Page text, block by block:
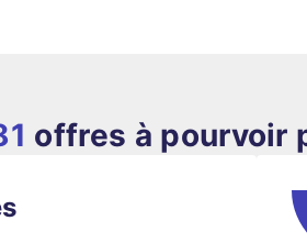
offres à pourvoir